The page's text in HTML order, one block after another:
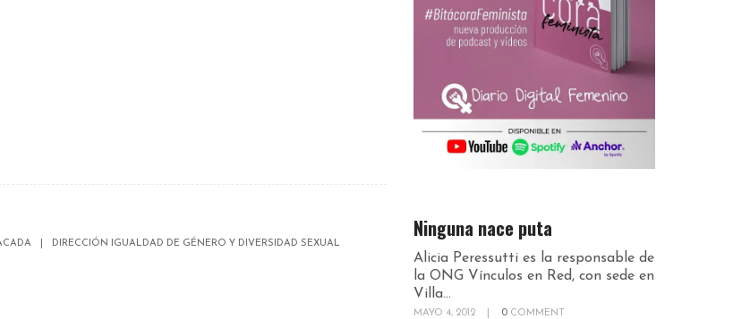
DIRECCIÓN IGUALDAD DE GÉNERO Y DIVERSIDAD SEXUAL
Ninguna nace puta
Alicia Peressutti es la responsable de
la ONG Vínculos en Red, con sede en
Villa...
MAYO 4, 2012 0 COMMENT